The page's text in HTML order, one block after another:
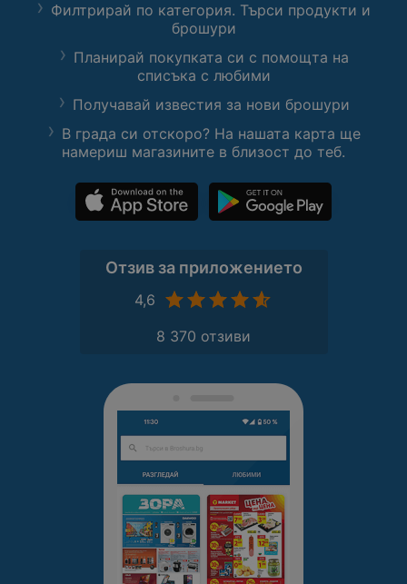
Филтрирай по категория. Търси продукти и
брошури
Планирай покупката си с помощта на
списъка с любими
Получавай известия за нови брошури
В града си отскоро? На нашата карта ще
намериш магазините в близост до теб.
Отзив за приложението
4,6
8 370 отзиви